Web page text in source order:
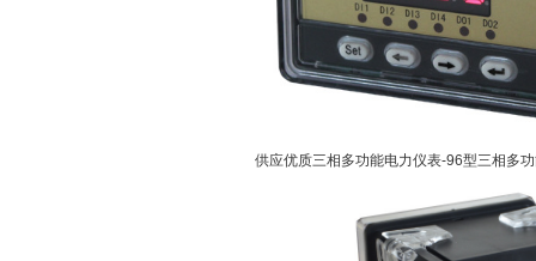
供应优质三相多功能电力仪表-96型三相多